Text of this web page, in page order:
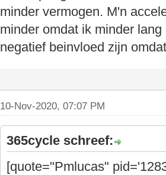
minder vermogen. M'n
minder omdat ik minder
negatief beinvloed zijn
10-Nov-2020, 07:07 PM
365cycle schreef:
[quote="Pmlucas"